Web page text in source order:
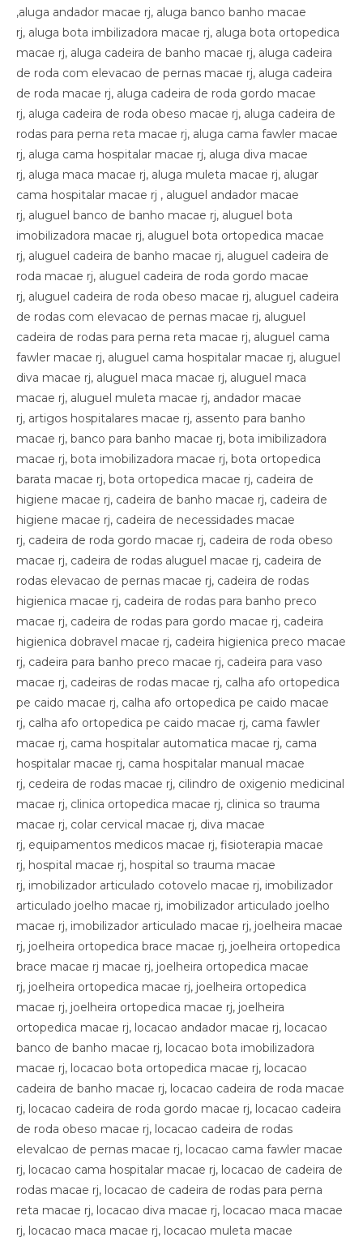
,aluga andador macae rj, aluga banco banho macae rj, aluga bota imbilizadora macae rj, aluga bota ortopedica macae rj, aluga cadeira de banho macae rj, aluga cadeira de roda com elevacao de pernas macae rj, aluga cadeira de roda macae rj, aluga cadeira de roda gordo macae rj, aluga cadeira de roda obeso macae rj, aluga cadeira de rodas para perna reta macae rj, aluga cama fawler macae rj, aluga cama hospitalar macae rj, aluga diva macae rj, aluga maca macae rj, aluga muleta macae rj, alugar cama hospitalar macae rj , aluguel andador macae rj, aluguel banco de banho macae rj, aluguel bota imobilizadora macae rj, aluguel bota ortopedica macae rj, aluguel cadeira de banho macae rj, aluguel cadeira de roda macae rj, aluguel cadeira de roda gordo macae rj, aluguel cadeira de roda obeso macae rj, aluguel cadeira de rodas com elevacao de pernas macae rj, aluguel cadeira de rodas para perna reta macae rj, aluguel cama fawler macae rj, aluguel cama hospitalar macae rj, aluguel diva macae rj, aluguel maca macae rj, aluguel maca macae rj, aluguel muleta macae rj, andador macae rj, artigos hospitalares macae rj, assento para banho macae rj, banco para banho macae rj, bota imibilizadora macae rj, bota imobilizadora macae rj, bota ortopedica barata macae rj, bota ortopedica macae rj, cadeira de higiene macae rj, cadeira de banho macae rj, cadeira de higiene macae rj, cadeira de necessidades macae rj, cadeira de roda gordo macae rj, cadeira de roda obeso macae rj, cadeira de rodas aluguel macae rj, cadeira de rodas elevacao de pernas macae rj, cadeira de rodas higienica macae rj, cadeira de rodas para banho preco macae rj, cadeira de rodas para gordo macae rj, cadeira higienica dobravel macae rj, cadeira higienica preco macae rj, cadeira para banho preco macae rj, cadeira para vaso macae rj, cadeiras de rodas macae rj, calha afo ortopedica pe caido macae rj, calha afo ortopedica pe caido macae rj, calha afo ortopedica pe caido macae rj, cama fawler macae rj, cama hospitalar automatica macae rj, cama hospitalar macae rj, cama hospitalar manual macae rj, cedeira de rodas macae rj, cilindro de oxigenio medicinal macae rj, clinica ortopedica macae rj, clinica so trauma macae rj, colar cervical macae rj, diva macae rj, equipamentos medicos macae rj, fisioterapia macae rj, hospital macae rj, hospital so trauma macae rj, imobilizador articulado cotovelo macae rj, imobilizador articulado joelho macae rj, imobilizador articulado joelho macae rj, imobilizador articulado macae rj, joelheira macae rj, joelheira ortopedica brace macae rj, joelheira ortopedica brace macae rj macae rj, joelheira ortopedica macae rj, joelheira ortopedica macae rj, joelheira ortopedica macae rj, joelheira ortopedica macae rj, joelheira ortopedica macae rj, locacao andador macae rj, locacao banco de banho macae rj, locacao bota imobilizadora macae rj, locacao bota ortopedica macae rj, locacao cadeira de banho macae rj, locacao cadeira de roda macae rj, locacao cadeira de roda gordo macae rj, locacao cadeira de roda obeso macae rj, locacao cadeira de rodas elevalcao de pernas macae rj, locacao cama fawler macae rj, locacao cama hospitalar macae rj, locacao de cadeira de rodas macae rj, locacao de cadeira de rodas para perna reta macae rj, locacao diva macae rj, locacao maca macae rj, locacao maca macae rj, locacao muleta macae rj, locadora andador macae rj, locadora banco de banho macae rj, locadora bota imobilizadora macae rj, locadora bota ortopedica macae rj, locadora cadeira de banho macae rj, locadora cadeira de roda macae rj, locadora cadeira de roda gordo macae rj, locadora cadeira de roda obeso macae rj, locadora cadeira de rodas elevecao de pernas, locadora cadeira de rodas para perna reta macae rj, locadora cama fawler macae rj, locadora cama hospitalar macae rj, locadora diva macae rj, locadora maca macae rj, locadora maca macae rj, locadora muleta macae rj, loja bota ortopedica macae rj, loja cadeira de banho macae rj, loja cadeira de roda macae rj, loja cama hospitalar macae rj, loja muleta macae rj, loja produtos medicos macae rj, loja produtos hospitalar macae rj, loja produtos hospitalares macae rj, loja produtos medicos macae rj, loja produtos ortopedicos macae rj, loja vende andador macae rj, loja vende bota ortopedica macae rj, loja vende cadeira de rodas perna reta macae rj, loja vende cama fawler macae rj, loja vende muleta macae rj, loja vende tipoia macae rj, maca macae rj, material cirurgico macae rj, medico ortopedista macae rj, muleta barata macae rj, muleta macae rj, muleta usada macae rj, muletas macae rj, munhequeira macae rj, ortese articulada cotovelo macae rj, ortese articulada cotovelo macae rj, ortese articulado cotovelo macae rj, ortese notuna facite plantar macae rj, ortese noturna facite plantar macae rj, ortese noturna facite plantar macae rj, ortopedia macae rj, poltrona hospitalar preco macae rj, poltrona reclinavel hospitalar macae rj, preco cadeira de banho macae rj, preco cama hospitalar macae rj, produtos hospitalares macae rj, produtos medicos macae rj, reabilitacao macae rj, sutia cirurgia macae rj, sutia ortopedico macae rj, sutia ortopedico macae rj, sutia pos operatorio macae rj, sutia pos operatorio macae rj, tala macae rj, talas macae rj, tipoia macae rj, venda muleta macae rj, vende cadeira de banho macae rj, vende maca macae rj, vende muleta macae rj, vende produtos hospitalares macae rj, vende produtos medicos macae rj, ,aluga andador macae rj, aluga banco banho macae rj, aluga bota imbilizadora macae rj, aluga bota ortopedica macae rj, aluga cadeira de banho macae rj, aluga cadeira de roda com elevacao de pernas macae rj, aluga cadeira de roda macae rj, aluga cadeira de roda gordo macae rj, aluga cadeira de roda obeso macae rj, aluga cadeira de rodas para perna reta macae rj, aluga cama fawler macae rj, aluga cama hospitalar macae rj, aluga diva macae rj, aluga maca macae rj, aluga muleta macae rj, alugar cama hospitalar macae rj , aluguel andador macae rj, aluguel banco de banho macae rj, aluguel bota imobilizadora macae rj, aluguel bota ortopedica macae rj, aluguel cadeira de banho macae rj, aluguel cadeira de roda macae rj, aluguel cadeira de roda gordo macae rj, aluguel cadeira de roda obeso macae rj, aluguel cadeira de rodas com elevacao de pernas macae rj, aluguel cadeira de rodas para perna reta macae rj, aluguel cama fawler macae rj, aluguel cama hospitalar macae rj, aluguel diva macae rj, aluguel maca macae rj, aluguel maca macae rj, aluguel muleta macae rj, andador macae rj, artigos hospitalares macae rj, assento para banho macae rj, banco para banho macae rj, bota imibilizadora macae rj, bota imobilizadora macae rj, bota ortopedica barata macae rj, bota ortopedica macae rj, cadeira de higiene macae rj, cadeira de banho macae rj, cadeira de higiene macae rj, cadeira de necessidades macae rj, cadeira de roda gordo macae rj, cadeira de roda obeso macae rj, cadeira de rodas aluguel macae rj, cadeira de rodas elevacao de pernas macae rj, cadeira de rodas higienica macae rj, cadeira de rodas para banho preco macae rj, cadeira de rodas para gordo macae rj, cadeira higienica dobravel macae rj, cadeira higienica preco macae rj, cadeira para banho preco macae rj, cadeira para vaso macae rj, cadeiras de rodas macae rj, calha afo ortopedica pe caido macae rj, calha afo ortopedica pe caido macae rj, calha afo ortopedica pe caido macae rj, cama fawler macae rj, cama hospitalar automatica macae rj, cama hospitalar macae rj, cama hospitalar manual macae rj, cedeira de rodas macae rj, cilindro de oxigenio medicinal macae rj, clinica ortopedica macae rj, clinica so trauma macae rj, colar cervical macae rj, diva macae rj, equipamentos medicos macae rj, fisioterapia macae rj, hospital macae rj, hospital so trauma macae rj, imobilizador articulado cotovelo macae rj, imobilizador articulado joelho macae rj, imobilizador articulado joelho macae rj, imobilizador articulado macae rj, joelheira macae rj, joelheira ortopedica brace macae rj, joelheira ortopedica brace macae rj macae rj, joelheira ortopedica macae rj, joelheira ortopedica macae rj, joelheira ortopedica macae rj, joelheira ortopedica macae rj, joelheira ortopedica macae rj, locacao andador macae rj, locacao banco de banho macae rj, locacao bota imobilizadora macae rj, locacao bota ortopedica macae rj, locacao cadeira de banho macae rj, locacao cadeira de roda macae rj, locacao cadeira de roda gordo macae rj, locacao cadeira de roda obeso macae rj, locacao cadeira de rodas elevalcao de pernas macae rj, locacao cama fawler macae rj, locacao cama hospitalar macae rj, locacao de cadeira de rodas macae rj, locacao de cadeira de rodas para perna reta macae rj, locacao diva macae rj, locacao maca macae rj, locacao maca macae rj, locacao muleta macae rj, locadora andador macae rj, locadora banco de banho macae rj, locadora bota imobilizadora macae rj, locadora bota ortopedica macae rj, locadora cadeira de banho macae rj, locadora cadeira de roda macae rj, locadora cadeira de roda gordo macae rj, locadora cadeira de roda obeso macae rj, locadora cadeira de rodas elevecao de pernas, locadora cadeira de rodas para perna reta macae rj, locadora cama fawler macae rj, locadora cama hospitalar macae rj, locadora diva macae rj, locadora maca macae rj, locadora maca macae rj, locadora muleta macae rj, loja bota ortopedica macae rj, loja cadeira de banho macae rj, loja cadeira de roda macae rj, loja cama hospitalar macae rj, loja muleta macae rj, loja produtos medicos macae rj, loja produtos hospitalar macae rj, loja produtos hospitalares macae rj, loja produtos medicos macae rj, loja produtos ortopedicos macae rj, loja vende andador macae rj, loja vende bota ortopedica macae rj, loja vende cadeira de rodas perna reta macae rj, loja vende cama fawler macae rj, loja vende muleta macae rj, loja vende tipoia macae rj, maca macae rj, material cirurgico macae rj, medico ortopedista macae rj, muleta barata macae rj, muleta macae rj, muleta usada macae rj, muletas macae rj, munheq